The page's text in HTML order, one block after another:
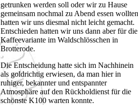
getrunken werden soll oder wir zu Hause
gemeinsam nochmal zu Abend essen wollten
hatten wir uns diesmal nicht leicht gemacht.
Entschieden hatten wir uns dann aber für die
Kaffeevariante im Waldschlösschen in
Brotterode.
Die Entscheidung hatte sich im Nachhinein
als goldrichtig erwiesen, da man hier in
ruhiger, bekannter und entspannter
Atmosphäre auf den Rückholdienst für die
schönste K100 warten konnte.